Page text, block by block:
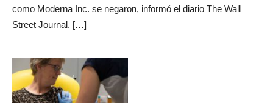
como Moderna Inc. se negaron, informó el diario The Wall
Street Journal. […]